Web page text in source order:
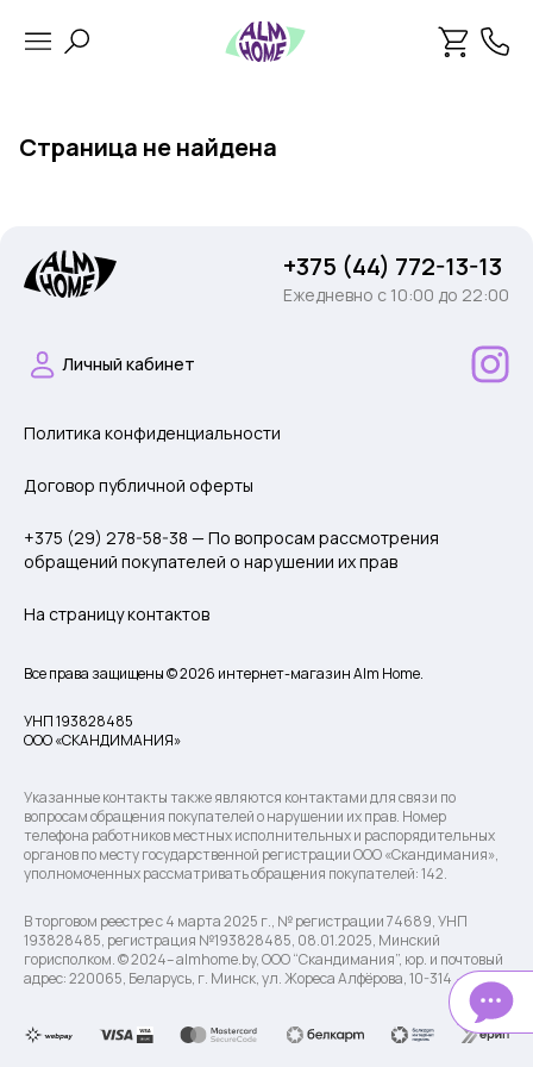
Страница не найдена
+375 (44) 772-13-13
Ежедневно c 10:00 до 22:00
Личный кабинет
Политика конфиденциальности
Договор публичной оферты
+375 (29) 278-58-38 — По вопросам рассмотрения
обращений покупателей о нарушении их прав
На страницу контактов
Все права защищены © 2026 интернет-магазин Alm Home.
УНП 193828485
ООО «СКАНДИМАНИЯ»
Указанные контакты также являются контактами для связи по
вопросам обращения покупателей о нарушении их прав. Номер
телефона работников местных исполнительных и распорядительных
органов по месту государственной регистрации ООО «Скандимания»,
уполномоченных рассматривать обращения покупателей: 142.
В торговом реестре с 4 марта 2025 г., № регистрации 74689, УНП
193828485, регистрация №193828485, 08.01.2025, Минский
горисполком. © 2024– almhome.by, ООО “Скандимания”, юр. и почтовый
адрес: 220065, Беларусь, г. Минск, ул. Жореса Алфёрова, 10-314